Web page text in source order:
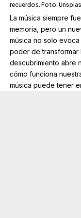
recuerdos. Foto:
La música siempre
memoria, pero un
música no solo
poder de transformar
descubrimiento abre
cómo funciona
música puede tener